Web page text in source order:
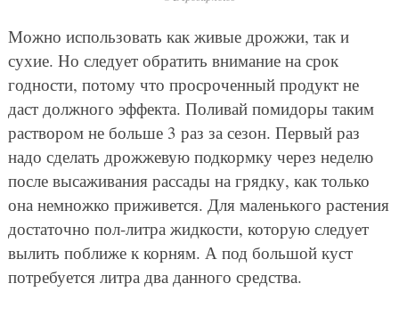
Можно использовать как живые дрожжи, так и
сухие. Но следует обратить внимание на срок
годности, потому что просроченный продукт не
даст должного эффекта. Поливай помидоры таким
раствором не больше 3 раз за сезон. Первый раз
надо сделать дрожжевую подкормку через неделю
после высаживания рассады на грядку, как только
она немножко приживется. Для маленького растения
достаточно пол-литра жидкости, которую следует
вылить поближе к корням. А под большой куст
потребуется литра два данного средства.